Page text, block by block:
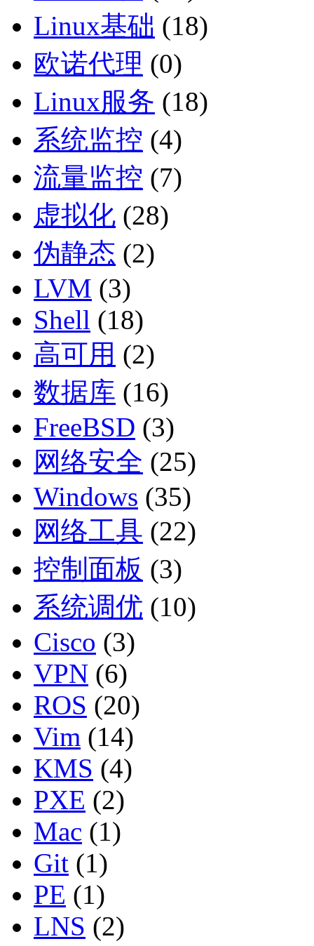
Linux基础 (18)
欧诺代理 (0)
Linux服务 (18)
系统监控 (4)
流量监控 (7)
虚拟化 (28)
伪静态 (2)
LVM (3)
Shell (18)
高可用 (2)
数据库 (16)
FreeBSD (3)
网络安全 (25)
Windows (35)
网络工具 (22)
控制面板 (3)
系统调优 (10)
Cisco (3)
VPN (6)
ROS (20)
Vim (14)
KMS (4)
PXE (2)
Mac (1)
Git (1)
PE (1)
LNS (2)